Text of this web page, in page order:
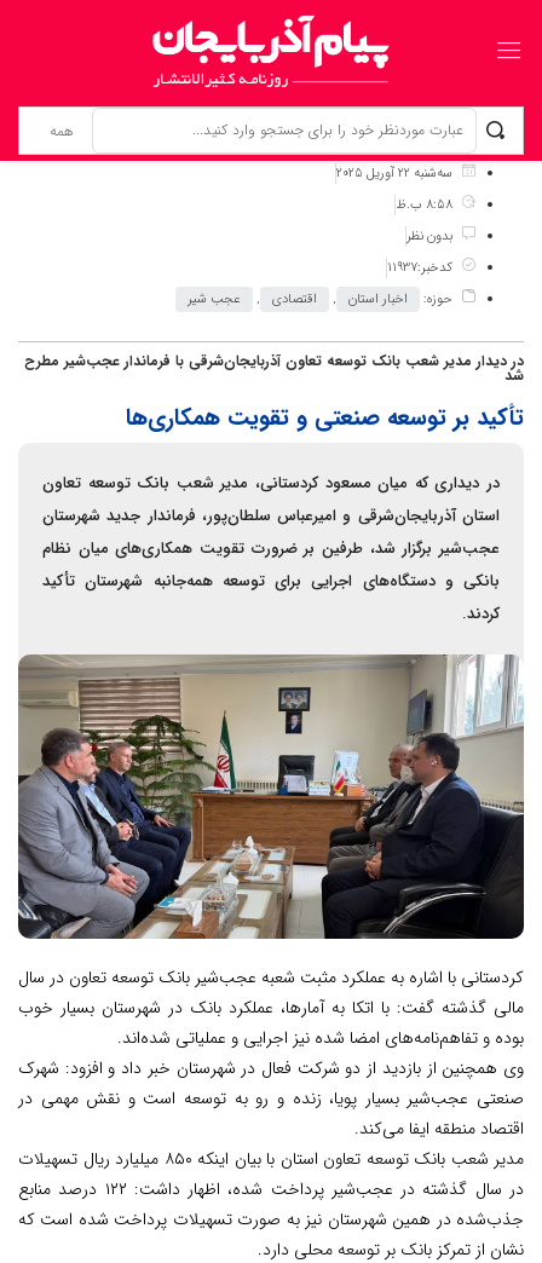
برگ نخست نوشته‌ها
تأکید بر توسعه صنعتی و تقویت همکاری‌ها
سه‌شنبه 22 آوریل 2025
8:58 ب.ظ
بدون نظر
کدخبر:11937
حوزه:
اخبار استان , اقتصادی , عجب شیر
در دیدار مدیر شعب بانک توسعه تعاون آذربایجان‌شرقی با فرماندار عجب‌شیر مطرح
شد
تأکید بر توسعه صنعتی و تقویت همکاری‌ها
در دیداری که میان مسعود کردستانی، مدیر شعب بانک توسعه تعاون
استان آذربایجان‌شرقی و امیرعباس سلطان‌پور، فرماندار جدید شهرستان
عجب‌شیر برگزار شد، طرفین بر ضرورت تقویت همکاری‌های میان نظام
بانکی و دستگاه‌های اجرایی برای توسعه همه‌جانبه شهرستان تأکید
کردند.
کردستانی با اشاره به عملکرد مثبت شعبه عجب‌شیر بانک توسعه تعاون در سال
مالی گذشته گفت: با اتکا به آمارها، عملکرد بانک در شهرستان بسیار خوب
بوده و تفاهم‌نامه‌های امضا شده نیز اجرایی و عملیاتی شده‌اند.
وی همچنین از بازدید از دو شرکت فعال در شهرستان خبر داد و افزود: شهرک
صنعتی عجب‌شیر بسیار پویا، زنده و رو به توسعه است و نقش مهمی در
اقتصاد منطقه ایفا می‌کند.
مدیر شعب بانک توسعه تعاون استان با بیان اینکه ۸۵۰ میلیارد ریال تسهیلات
در سال گذشته در عجب‌شیر پرداخت شده، اظهار داشت: ۱۲۲ درصد منابع
جذب‌شده در همین شهرستان نیز به صورت تسهیلات پرداخت شده است که
نشان از تمرکز بانک بر توسعه محلی دارد.